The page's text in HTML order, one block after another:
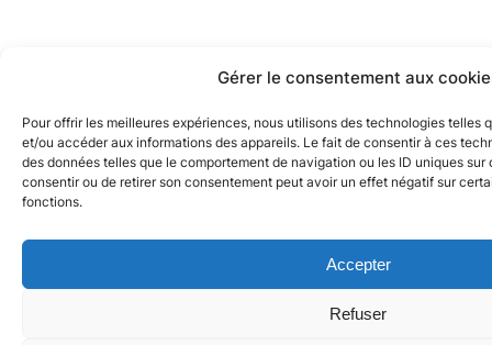
Gérer le consentement aux
Pour offrir les meilleures expériences, nous utilisons des technologies telles
et/ou accéder aux informations des appareils. Le fait de consentir à ces
des données telles que le comportement de navigation ou les ID uniques sur
consentir ou de retirer son consentement peut avoir un effet négatif sur
fonctions.
Accepter
Refuser